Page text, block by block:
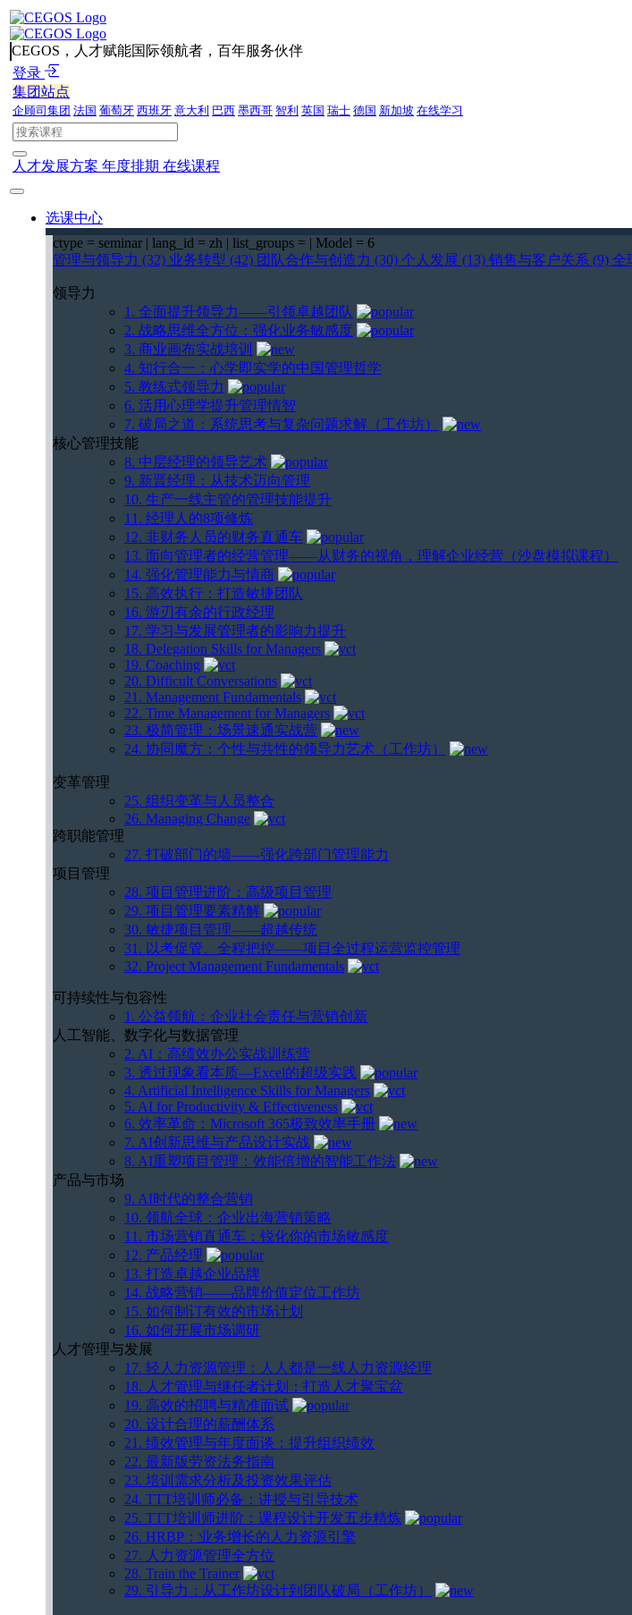
CEGOS，人才赋能国际领航者，百年服务伙伴
登录
集团站点
企顾司集团 法国 葡萄牙 西班牙 意大利 巴西 墨西哥 智利 英国 瑞士 德国 新加坡 在线学习
人才发展方案 年度排期 在线课程
选课中心
ctype = seminar | lang_id = zh | list_groups = | Model = 6
管理与领导力 (32) 业务转型 (42) 团队合作与创造力 (30) 个人发展 (13) 销售与客户关系 (9) 全
领导力
1. 全面提升领导力——引领卓越团队
2. 战略思维全方位：强化业务敏感度
3. 商业画布实战培训
4. 知行合一：心学即实学的中国管理哲学
5. 教练式领导力
6. 活用心理学提升管理情智
7. 破局之道：系统思考与复杂问题求解（工作坊）
核心管理技能
8. 中层经理的领导艺术
9. 新晋经理：从技术迈向管理
10. 生产一线主管的管理技能提升
11. 经理人的8项修炼
12. 非财务人员的财务直通车
13. 面向管理者的经营管理——从财务的视角，理解企业经营（沙盘模拟课程）
14. 强化管理能力与情商
15. 高效执行：打造敏捷团队
16. 游刃有余的行政经理
17. 学习与发展管理者的影响力提升
18. Delegation Skills for Managers
19. Coaching
20. Difficult Conversations
21. Management Fundamentals
22. Time Management for Managers
23. 极简管理：场景速通实战营
24. 协同魔方：个性与共性的领导力艺术（工作坊）
变革管理
25. 组织变革与人员整合
26. Managing Change
跨职能管理
27. 打破部门的墙——强化跨部门管理能力
项目管理
28. 项目管理进阶：高级项目管理
29. 项目管理要素精解
30. 敏捷项目管理——超越传统
31. 以考促管、全程把控——项目全过程运营监控管理
32. Project Management Fundamentals
可持续性与包容性
1. 公益领航：企业社会责任与营销创新
人工智能、数字化与数据管理
2. AI：高绩效办公实战训练营
3. 透过现象看本质—Excel的超级实践
4. Artificial Intelligence Skills for Managers
5. AI for Productivity & Effectiveness
6. 效率革命：Microsoft 365极致效率手册
7. AI创新思维与产品设计实战
8. AI重塑项目管理：效能倍增的智能工作法
产品与市场
9. AI时代的整合营销
10. 领航全球：企业出海营销策略
11. 市场营销直通车：锐化你的市场敏感度
12. 产品经理
13. 打造卓越企业品牌
14. 战略营销——品牌价值定位工作坊
15. 如何制订有效的市场计划
16. 如何开展市场调研
人才管理与发展
17. 轻人力资源管理：人人都是一线人力资源经理
18. 人才管理与继任者计划：打造人才聚宝盆
19. 高效的招聘与精准面试
20. 设计合理的薪酬体系
21. 绩效管理与年度面谈：提升组织绩效
22. 最新版劳资法务指南
23. 培训需求分析及投资效果评估
24. TTT培训师必备：讲授与引导技术
25. TTT培训师进阶：课程设计开发五步精炼
26. HRBP：业务增长的人力资源引擎
27. 人力资源管理全方位
28. Train the Trainer
29. 引导力：从工作坊设计到团队破局（工作坊）